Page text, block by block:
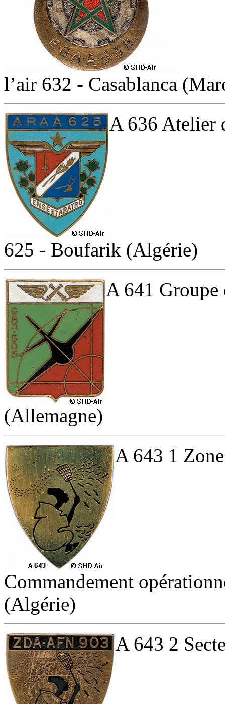
l’air 632 - Casablanca
A 636 Atelier
625 - Boufarik (Algérie)
A 641 Groupe
(Allemagne)
A 643 1
Commandement
(Algérie)
A 643 2